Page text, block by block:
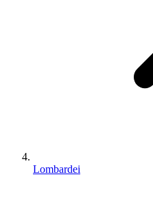
Lombardei